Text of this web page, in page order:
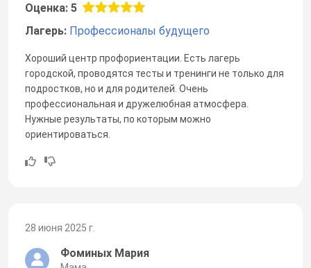
Оценка: 5
Лагерь: Профессионалы будущего
Хороший центр профориентации. Есть лагерь
городской, проводятся тесты и тренинги не только для
подростков, но и для родителей. Очень
профессиональная и дружелюбная атмосфера.
Нужные результаты, по которым можно
ориентироваться.
28 июня 2025 г.
Фоминых Мария